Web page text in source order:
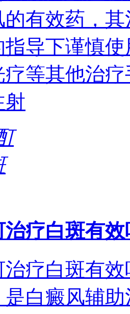
的有效药，
导下谨慎
疗等其他治
射
疗白斑有效
疗白斑有
白癜风辅